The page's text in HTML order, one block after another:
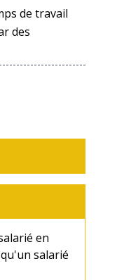
de travail
des
en
salarié